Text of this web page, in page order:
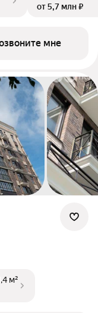
от 5,7 млн ₽
мне
м²